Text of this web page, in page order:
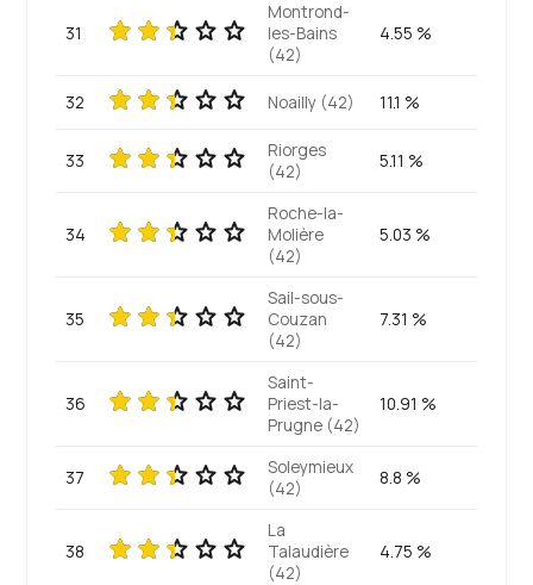
31
Montrond-
les-Bains
(42)
4.55 %
32 Noailly (42) 11.1 %
33
Riorges
(42)
5.11 %
34
Roche-la-
Molière
(42)
5.03 %
35
Sail-sous-
Couzan
(42)
7.31 %
36
Saint-
Priest-la-
Prugne (42)
10.91 %
37
Soleymieux
(42)
8.8 %
38
La
Talaudière
(42)
4.75 %